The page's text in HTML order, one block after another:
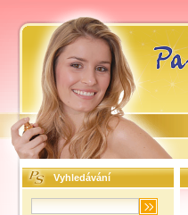
Vyhledávání